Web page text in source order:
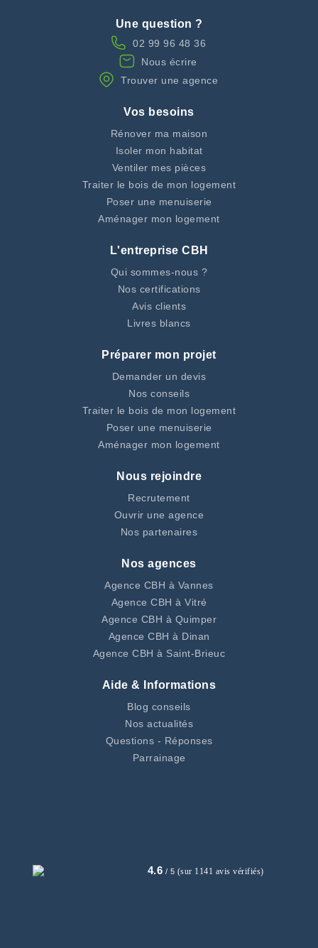
Une question ?
02 99 96 48 36
Nous écrire
Trouver une agence
Vos besoins
Rénover ma maison
Isoler mon habitat
Ventiler mes pièces
Traiter le bois de mon logement
Poser une menuiserie
Aménager mon logement
L'entreprise CBH
Qui sommes-nous ?
Nos certifications
Avis clients
Livres blancs
Préparer mon projet
Demander un devis
Nos conseils
Traiter le bois de mon logement
Poser une menuiserie
Aménager mon logement
Nous rejoindre
Recrutement
Ouvrir une agence
Nos partenaires
Nos agences
Agence CBH à Vannes
Agence CBH à Vitré
Agence CBH à Quimper
Agence CBH à Dinan
Agence CBH à Saint-Brieuc
Aide & Informations
Blog conseils
Nos actualités
Questions - Réponses
Parrainage
4.6 / 5 (sur 1141 avis vérifiés)